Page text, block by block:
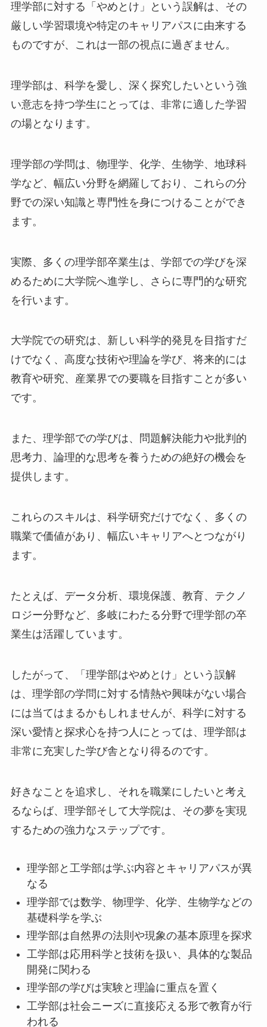
理学部に対する「やめとけ」という誤解は、その
厳しい学習環境や特定のキャリアパスに由来する
ものですが、これは一部の視点に過ぎません。
理学部は、科学を愛し、深く探究したいという強
い意志を持つ学生にとっては、非常に適した学習
の場となります。
理学部の学問は、物理学、化学、生物学、地球科
学など、幅広い分野を網羅しており、これらの分
野での深い知識と専門性を身につけることができ
ます。
実際、多くの理学部卒業生は、学部での学びを深
めるために大学院へ進学し、さらに専門的な研究
を行います。
大学院での研究は、新しい科学的発見を目指すだ
けでなく、高度な技術や理論を学び、将来的には
教育や研究、産業界での要職を目指すことが多い
です。
また、理学部での学びは、問題解決能力や批判的
思考力、論理的な思考を養うための絶好の機会を
提供します。
これらのスキルは、科学研究だけでなく、多くの
職業で価値があり、幅広いキャリアへとつながり
ます。
たとえば、データ分析、環境保護、教育、テクノ
ロジー分野など、多岐にわたる分野で理学部の卒
業生は活躍しています。
したがって、「理学部はやめとけ」という誤解
は、理学部の学問に対する情熱や興味がない場合
には当てはまるかもしれませんが、科学に対する
深い愛情と探求心を持つ人にとっては、理学部は
非常に充実した学び舎となり得るのです。
好きなことを追求し、それを職業にしたいと考え
るならば、理学部そして大学院は、その夢を実現
するための強力なステップです。
理学部と工学部は学ぶ内容とキャリアパスが異
なる
理学部では数学、物理学、化学、生物学などの
基礎科学を学ぶ
理学部は自然界の法則や現象の基本原理を探求
工学部は応用科学と技術を扱い、具体的な製品
開発に関わる
理学部の学びは実験と理論に重点を置く
工学部は社会ニーズに直接応える形で教育が行
われる